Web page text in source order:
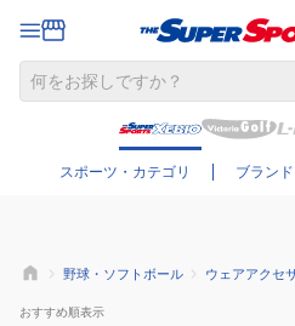
スポーツ・カテゴリ ブランド
さらに絞
野球・ソフトボール ウェアアクセ
おすすめ順表示